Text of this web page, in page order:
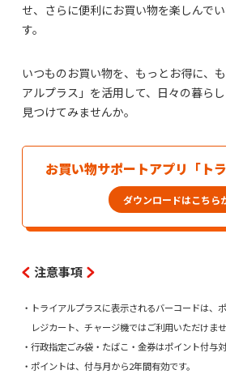
せ、さらに便利にお買い物を楽しんで
す。
いつものお買い物を、もっとお得に、
アルプラス」を活用して、日々の暮ら
見つけてみませんか。
お買い物サポートアプリ「ト
ダウンロードはこちら
注意事項
・トライアルプラスに表示されるバーコードは、
レジカート、チャージ機ではご利用いただけま
・行政指定ごみ袋・たばこ・金券はポイント付与対
・ポイントは、付与月から2年間有効です。